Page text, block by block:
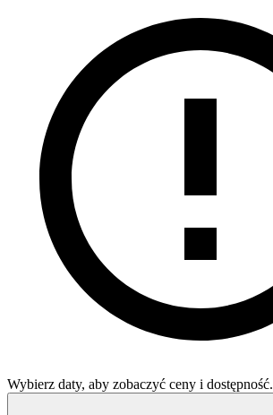
Wybierz daty, aby zobaczyć ceny i dostępność.